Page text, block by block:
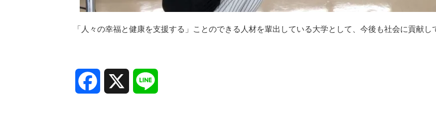
「人々の幸福と健康を支援する」ことのできる人材を輩出している大学として、今後も社会に貢献し
Facebook